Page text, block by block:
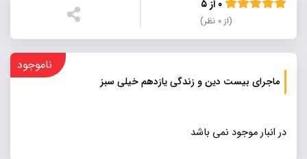
(از ۰ نظر)
ماجرای بیست دین و زندگی یازدهم خیلی سبز
ناموجود
در انبار موجود نمی باشد